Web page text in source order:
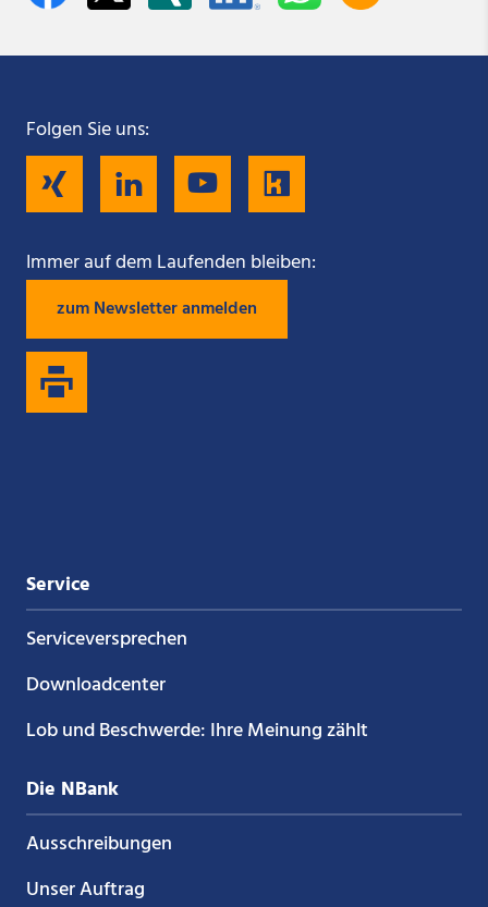
Folgen Sie uns:
Folgen
Sie
uns
auf
Folgen
Sie
uns
Folgen
Sie
uns
Sie
Immer auf dem Laufenden bleiben:
zum Newsletter anmelden
Service
Service­versprechen
Downloadcenter
Lob und Beschwerde: Ihre Meinung zählt
Die NBank
Ausschreibungen
Unser Auftrag